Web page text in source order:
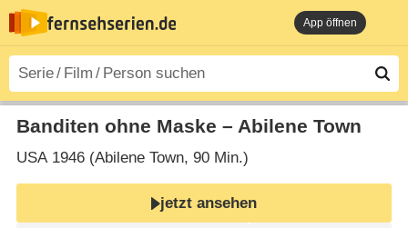
App öffnen
Banditen ohne Maske – Abilene Town
USA1946 (Abilene Town‎, 90 Min.)
jetzt ansehen